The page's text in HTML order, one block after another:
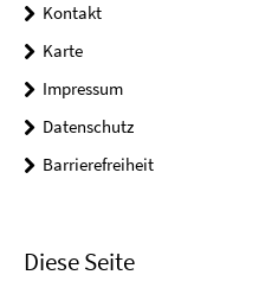
Kontakt
Karte
Impressum
Datenschutz
Barrierefreiheit
Diese Seite